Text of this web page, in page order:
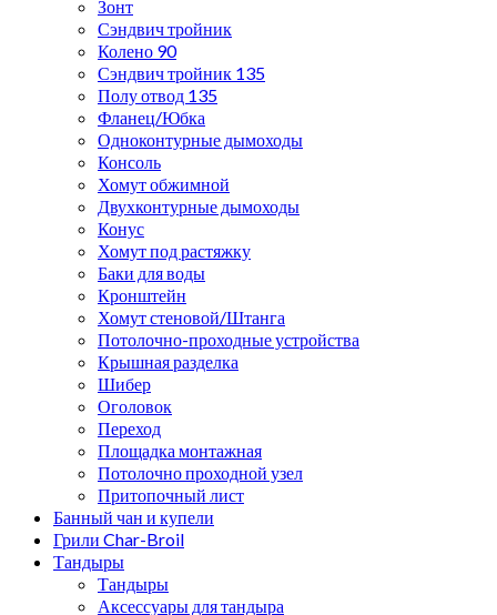
Зонт
Сэндвич тройник
Колено 90
Сэндвич тройник 135
Полу отвод 135
Фланец/Юбка
Одноконтурные дымоходы
Консоль
Хомут обжимной
Двухконтурные дымоходы
Конус
Хомут под растяжку
Баки для воды
Кронштейн
Хомут стеновой/Штанга
Потолочно-проходные устройства
Крышная разделка
Шибер
Оголовок
Переход
Площадка монтажная
Потолочно проходной узел
Притопочный лист
Банный чан и купели
Грили Char-Broil
Тандыры
Тандыры
Аксессуары для тандыра